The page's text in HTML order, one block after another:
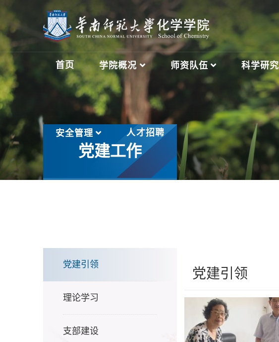
首页 学院概况 师资队伍 科学研究
安全管理 人才招聘
党建工作
党建引领
理论学习
支部建设
党建引领